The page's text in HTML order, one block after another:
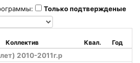
Только подтвержденые
2010-2011г.р
Коллектив Квал. Год